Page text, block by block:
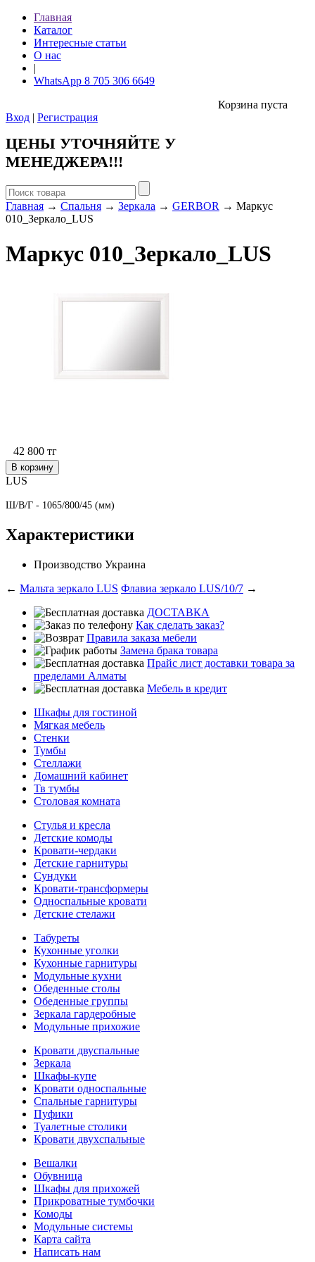
Главная
Каталог
Интересные статьи
О нас
|
WhatsApp 8 705 306 6649
Корзина пуста
Вход | Регистрация
ЦЕНЫ УТОЧНЯЙТЕ У
МЕНЕДЖЕРА!!!
Главная → Спальня → Зеркала → GERBOR → Маркус
010_Зеркало_LUS
Маркус 010_Зеркало_LUS
42 800 тг
В корзину
LUS
Ш/В/Г - 1065/800/45 (мм)
Характеристики
Производство Украина
← Мальта зеркало LUS Флавиа зеркало LUS/10/7 →
ДОСТАВКА
Как сделать заказ?
Правила заказа мебели
Замена брака товара
Прайс лист доставки товара за
пределами Алматы
Мебель в кредит
Шкафы для гостиной
Мягкая мебель
Стенки
Тумбы
Стеллажи
Домашний кабинет
Тв тумбы
Столовая комната
Стулья и кресла
Детские комоды
Кровати-чердаки
Детские гарнитуры
Сундуки
Кровати-трансформеры
Односпальные кровати
Детские стелажи
Табуреты
Кухонные уголки
Кухонные гарнитуры
Модульные кухни
Обеденные столы
Обеденные группы
Зеркала гардеробные
Модульные прихожие
Кровати двуспальные
Зеркала
Шкафы-купе
Кровати односпальные
Спальные гарнитуры
Пуфики
Туалетные столики
Кровати двухспальные
Вешалки
Обувница
Шкафы для прихожей
Прикроватные тумбочки
Комоды
Модульные системы
Карта сайта
Написать нам